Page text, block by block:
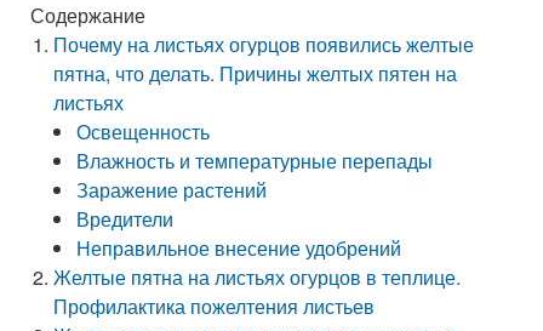
Содержание
Почему на листьях огурцов появились желтые
пятна, что делать. Причины желтых пятен на
листьях
Освещенность
Влажность и температурные перепады
Заражение растений
Вредители
Неправильное внесение удобрений
Желтые пятна на листьях огурцов в теплице.
Профилактика пожелтения листьев